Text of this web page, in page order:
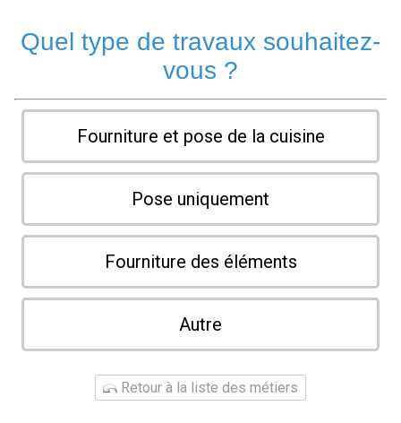
Quel type de travaux souhaitez-
vous ?
Fourniture et pose de la cuisine
Pose uniquement
Fourniture des éléments
Autre
Retour à la liste des métiers